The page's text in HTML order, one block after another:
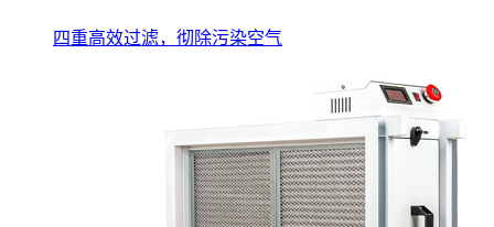
四重高效过滤，彻除污染空气